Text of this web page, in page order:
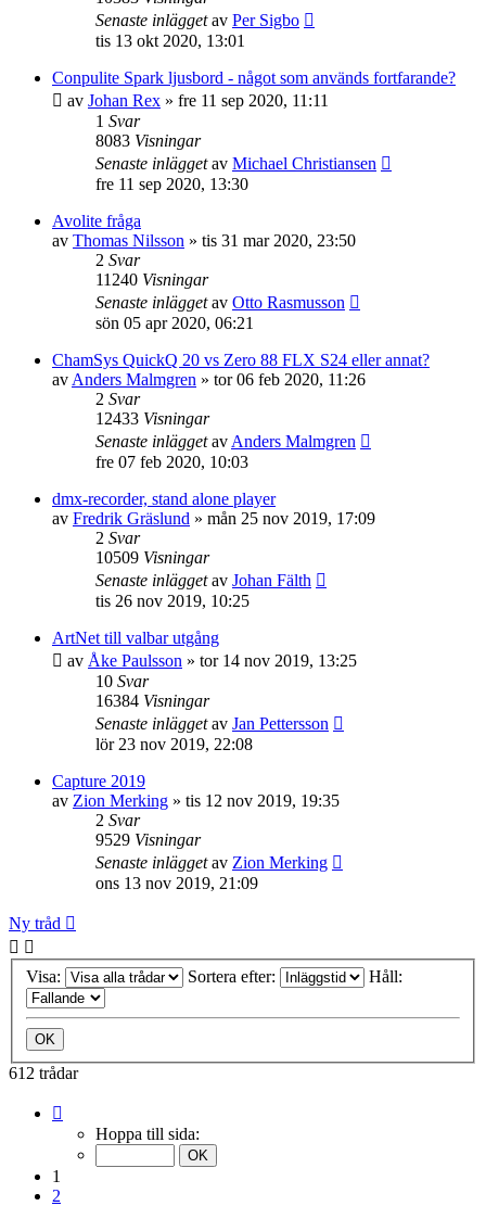
Senaste inläggetav Per Sigbo
tis 13 okt 2020, 13:01
Conpulite Spark ljusbord - något som används fortfarande?
av Johan Rex » fre 11 sep 2020, 11:11
1 Svar
8083 Visningar
Senaste inläggetav Michael Christiansen
fre 11 sep 2020, 13:30
Avolite fråga
av Thomas Nilsson » tis 31 mar 2020, 23:50
2 Svar
11240 Visningar
Senaste inläggetav Otto Rasmusson
sön 05 apr 2020, 06:21
ChamSys QuickQ 20 vs Zero 88 FLX S24 eller annat?
av Anders Malmgren » tor 06 feb 2020, 11:26
2 Svar
12433 Visningar
Senaste inläggetav Anders Malmgren
fre 07 feb 2020, 10:03
dmx-recorder, stand alone player
av Fredrik Gräslund » mån 25 nov 2019, 17:09
2 Svar
10509 Visningar
Senaste inläggetav Johan Fälth
tis 26 nov 2019, 10:25
ArtNet till valbar utgång
av Åke Paulsson » tor 14 nov 2019, 13:25
10 Svar
16384 Visningar
Senaste inläggetav Jan Pettersson
lör 23 nov 2019, 22:08
Capture 2019
av Zion Merking » tis 12 nov 2019, 19:35
2 Svar
9529 Visningar
Senaste inläggetav Zion Merking
ons 13 nov 2019, 21:09
Ny tråd
Visa: Sortera efter: Håll:
612 trådar
Hoppa till sida:
1
2